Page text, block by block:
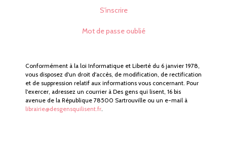
S'inscrire
Mot de passe oublié
Conformément à la loi Informatique et Liberté du 6 janvier 1978,
vous disposez d'un droit d'accès, de modification, de rectification
et de suppression relatif aux informations vous concernant. Pour
l'exercer, adressez un courrier à Des gens qui lisent, 16 bis
avenue de la République 78500 Sartrouville ou un e-mail à
librairie@desgensquilisent.fr